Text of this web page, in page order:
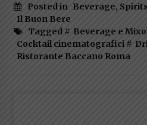
Posted in Beverage,
Il Buon Bere
Tagged # Beverage e
Cocktail cinematografici #
Ristorante Baccano Roma